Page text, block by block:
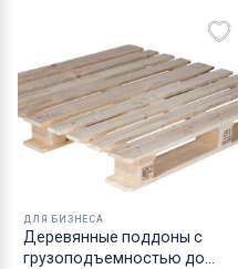
ДЛЯ БИЗНЕСА
Деревянные поддоны с
грузоподъемностью до